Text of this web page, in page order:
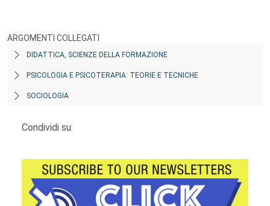
ARGOMENTI COLLEGATI
DIDATTICA, SCIENZE DELLA FORMAZIONE
PSICOLOGIA E PSICOTERAPIA: TEORIE E TECNICHE
SOCIOLOGIA
Condividi su: